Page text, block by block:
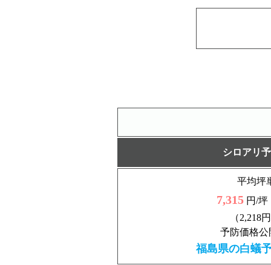
シロアリ
平均坪
7,315円/坪
（2,218
予防価格公
福島県の白蟻